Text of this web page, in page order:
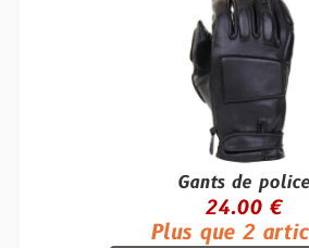
Gants de police
24.00 €
Plus que 2